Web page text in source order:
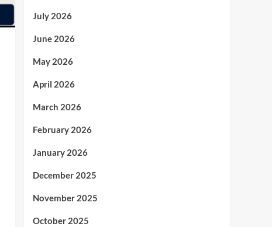
July 2026
June 2026
May 2026
April 2026
March 2026
February 2026
January 2026
December 2025
November 2025
October 2025